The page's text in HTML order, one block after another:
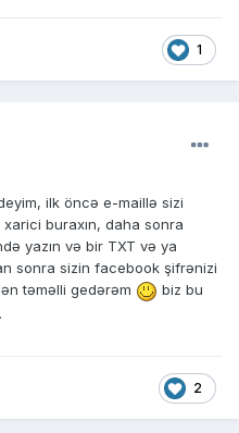
1
ilk öncə e-maillə sizi
xarici buraxın, daha sonra
yazın və bir TXT və ya
sonra sizin facebook şifrənizi
təməlli gedərəm
biz bu
2